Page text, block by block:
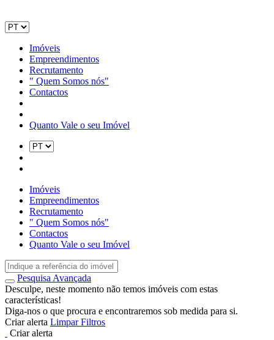
Imóveis
Empreendimentos
Recrutamento
" Quem Somos nós"
Contactos
Quanto Vale o seu Imóvel
Imóveis
Empreendimentos
Recrutamento
" Quem Somos nós"
Contactos
Quanto Vale o seu Imóvel
Pesquisa Avançada
Desculpe, neste momento não temos imóveis com estas
características!
Diga-nos o que procura e encontraremos sob medida para si.
Criar alerta Limpar Filtros
Criar alerta